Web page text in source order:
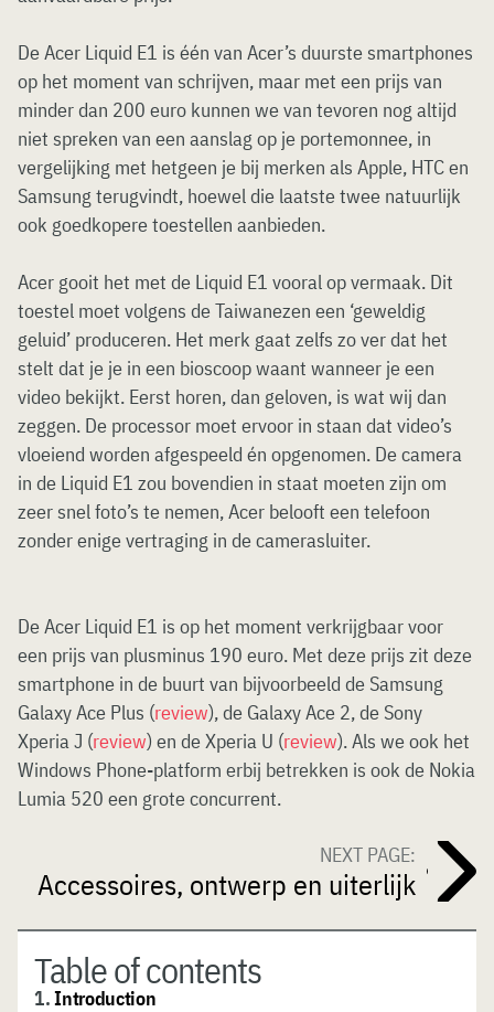
De Acer Liquid E1 is één van Acer’s duurste smartphones
op het moment van schrijven, maar met een prijs van
minder dan 200 euro kunnen we van tevoren nog altijd
niet spreken van een aanslag op je portemonnee, in
vergelijking met hetgeen je bij merken als Apple, HTC en
Samsung terugvindt, hoewel die laatste twee natuurlijk
ook goedkopere toestellen aanbieden.
Acer gooit het met de Liquid E1 vooral op vermaak. Dit
toestel moet volgens de Taiwanezen een ‘geweldig
geluid’ produceren. Het merk gaat zelfs zo ver dat het
stelt dat je je in een bioscoop waant wanneer je een
video bekijkt. Eerst horen, dan geloven, is wat wij dan
zeggen. De processor moet ervoor in staan dat video’s
vloeiend worden afgespeeld én opgenomen. De camera
in de Liquid E1 zou bovendien in staat moeten zijn om
zeer snel foto’s te nemen, Acer belooft een telefoon
zonder enige vertraging in de camerasluiter.
De Acer Liquid E1 is op het moment verkrijgbaar voor
een prijs van plusminus 190 euro. Met deze prijs zit deze
smartphone in de buurt van bijvoorbeeld de Samsung
Galaxy Ace Plus (review), de Galaxy Ace 2, de Sony
Xperia J (review) en de Xperia U (review). Als we ook het
Windows Phone-platform erbij betrekken is ook de Nokia
Lumia 520 een grote concurrent.
NEXT PAGE:
Accessoires, ontwerp en uiterlijk
Table of contents
1.Introduction